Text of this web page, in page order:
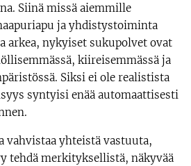
Siinä missä aiemmille
ja yhdistystoiminta
arkea, nykyiset sukupolvet ovat
kiireisemmässä ja
Siksi ei ole realistista
syntyisi enää automaattisesti
vahvistaa yhteistä vastuuta,
tehdä merkityksellistä, näkyvää